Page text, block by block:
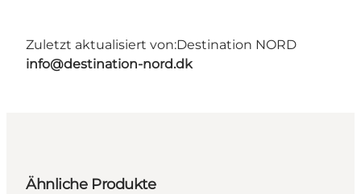
Zuletzt aktualisiert von:Destination NORD
info@destination-nord.dk
Ähnliche Produkte